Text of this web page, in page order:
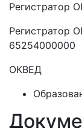
Регистратор
Регистратор
65254000000
ОКВЕД